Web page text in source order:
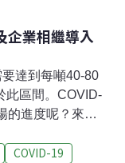
企業相繼導入
達到每噸40-80
此區間。COVID-
的進度呢？來看
是讓二氧化碳等
COVID-19